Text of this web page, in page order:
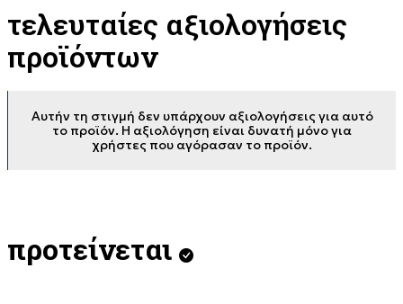
τελευταίες αξιολογήσεις
προϊόντων
Αυτήν τη στιγμή δεν υπάρχουν αξιολογήσεις για αυτό
το προϊόν. Η αξιολόγηση είναι δυνατή μόνο για
χρήστες που αγόρασαν το προϊόν.
προτείνεται